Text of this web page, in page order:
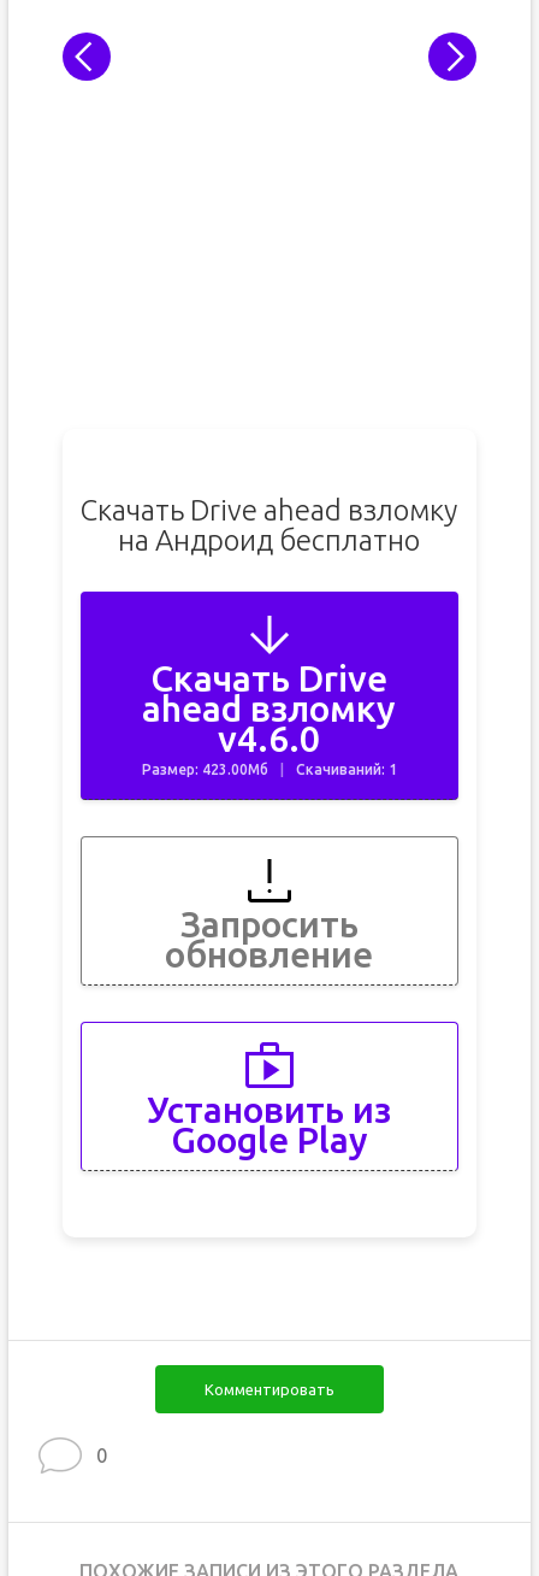
Скачать Drive ahead взломку
на Андроид бесплатно
Скачать Drive
ahead взломку
v4.6.0
Размер: 423.00Мб Скачиваний: 1
Запросить
обновление
Установить из
Google Play
Комментировать
0
ПОХОЖИЕ ЗАПИСИ ИЗ ЭТОГО РАЗДЕЛА